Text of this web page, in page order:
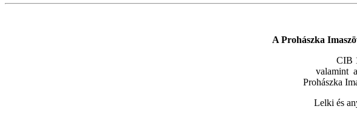
A Prohászka
CIB
valamint
Prohászka
Lelki és